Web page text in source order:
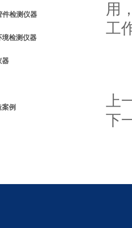
件检测仪器
境检测仪器
器
例
用
工
上
下